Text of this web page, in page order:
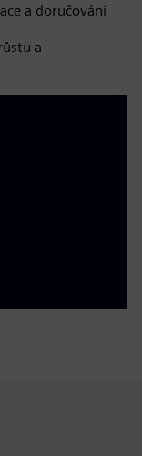
a doručování
a